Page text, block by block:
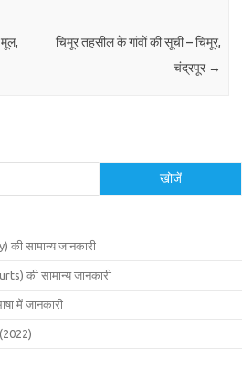
चिमूर तहसील के गांवों की सूची – चिमूर,
चंद्रपूर →
खोजें
की सामान्य जानकारी
की सामान्य जानकारी
में जानकारी